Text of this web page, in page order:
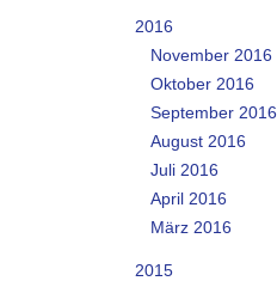
2016
November 2016
Oktober 2016
September 2016
August 2016
Juli 2016
April 2016
März 2016
2015